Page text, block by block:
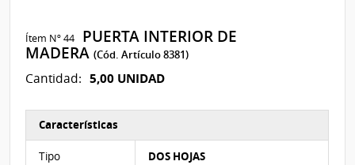
Ítem Nº 44
PUERTA INTERIOR DE
MADERA(Cód. Artículo 8381)
Cantidad: 5,00 UNIDAD
Características del Ítem Nº 119
Características
Tipo DOS HOJAS